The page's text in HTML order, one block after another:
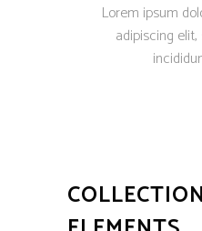
Lorem ipsum
adipiscing